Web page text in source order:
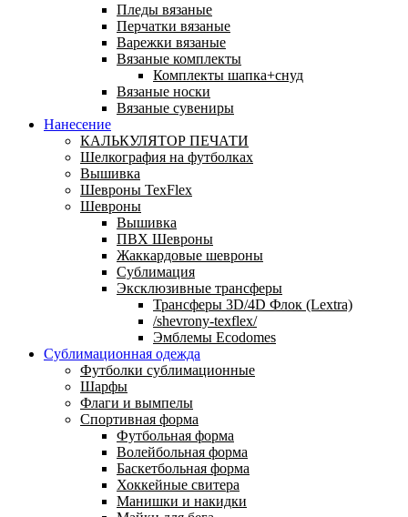
Пледы вязаные
Перчатки вязаные
Варежки вязаные
Вязаные комплекты
Комплекты шапка+снуд
Вязаные носки
Вязаные сувениры
Нанесение
КАЛЬКУЛЯТОР ПЕЧАТИ
Шелкография на футболках
Вышивка
Шевроны TexFlex
Шевроны
Вышивка
ПВХ Шевроны
Жаккардовые шевроны
Сублимация
Эксклюзивные трансферы
Трансферы 3D/4D Флок (Lextra)
/shevrony-texflex/
Эмблемы Ecodomes
Сублимационная одежда
Футболки сублимационные
Шарфы
Флаги и вымпелы
Спортивная форма
Футбольная форма
Волейбольная форма
Баскетбольная форма
Хоккейные свитера
Манишки и накидки